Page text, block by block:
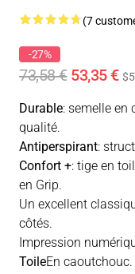
(7
-27%
73,58 € 53,35 €
Durable: semelle en
qualité.
Antiperspirant:
Confort +: tige en
en Grip.
Un excellent
côtés.
Impression
ToileEn caoutchouc.